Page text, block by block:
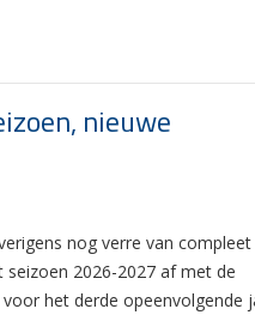
nieuwe
nog verre van compleet
2026-2027 af met de
het derde opeenvolgende